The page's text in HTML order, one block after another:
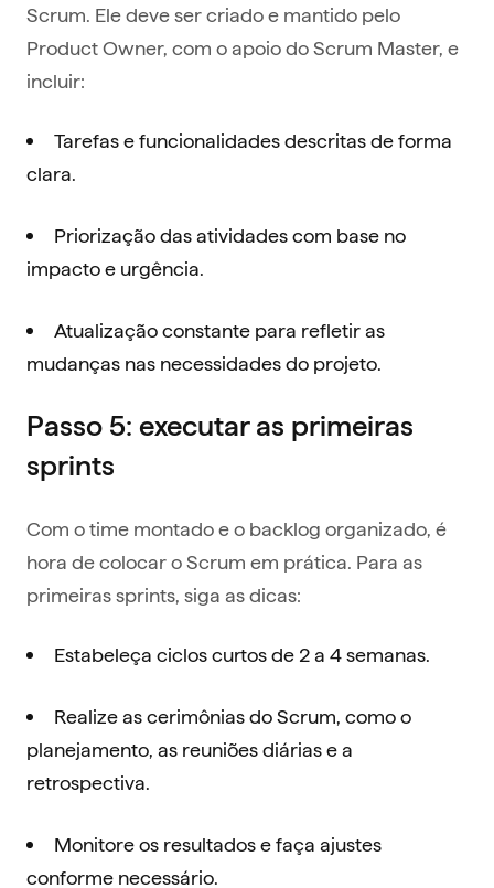
Scrum. Ele deve ser criado e mantido pelo
Product Owner, com o apoio do Scrum Master, e
incluir:
Tarefas e funcionalidades descritas de forma
clara.
Priorização das atividades com base no
impacto e urgência.
Atualização constante para refletir as
mudanças nas necessidades do projeto.
Passo 5: executar as primeiras
sprints
Com o time montado e o backlog organizado, é
hora de colocar o Scrum em prática. Para as
primeiras sprints, siga as dicas:
Estabeleça ciclos curtos de 2 a 4 semanas.
Realize as cerimônias do Scrum, como o
planejamento, as reuniões diárias e a
retrospectiva.
Monitore os resultados e faça ajustes
conforme necessário.